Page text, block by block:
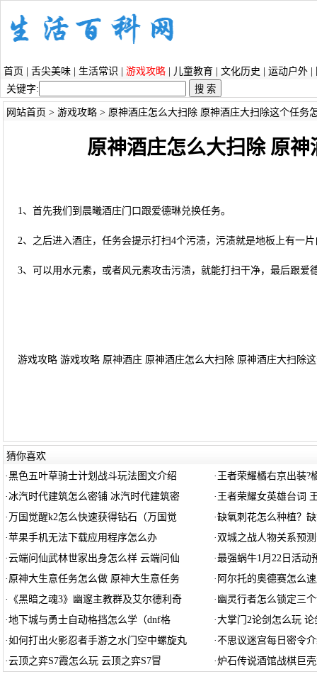
首页 舌尖美味 生活常识 游戏攻略 儿童教育 文化历史 运动户外
关键字:
网站首页 > 游戏攻略> 原神酒庄怎么大扫除 原神酒庄大扫除这个任务
原神酒庄怎么大扫除 原
1、首先我们到晨曦酒庄门口跟爱德琳兑换任务。
2、之后进入酒庄，任务会提示打扫4个污渍，污渍就是地板上有一
3、可以用水元素，或者风元素攻击污渍，就能打扫干净，最后跟爱
游戏攻略 游戏攻略 原神酒庄 原神酒庄怎么大扫除 原神酒庄大扫除
猜你喜欢
·黑色五叶草骑士计划战斗玩法图文介绍 · 王者荣耀橘右京出装?
·冰汽时代建筑怎么密铺 冰汽时代建筑密 · 王者荣耀女英雄台词
· 万国觉醒k2怎么快速获得钻石（万国觉 ·缺氧刺花怎么种植？
·苹果手机无法下载应用程序怎么办 · 双城之战人物关系预
·云端问仙武林世家出身怎么样 云端问仙 ·最强蜗牛1月22日活动
· 原神大生意任务怎么做 原神大生意任务 · 阿尔托的奥德赛怎么
· 《黑暗之魂3》幽邃主教群及艾尔德利奇 · 幽灵行者怎么锁定三
·地下城与勇士自动格挡怎么学（dnf格 ·大掌门2论剑怎么玩 论
·如何打出火影忍者手游之水门空中螺旋丸 ·不思议迷宫每日密令介
·云顶之弈S7霞怎么玩 云顶之弈S7冒 ·炉石传说酒馆战棋巨